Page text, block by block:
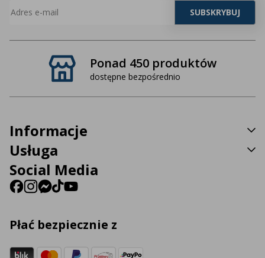
Ponad 450 produktów
dostępne bezpośrednio
Informacje
Usługa
Social Media
Płać bezpiecznie z